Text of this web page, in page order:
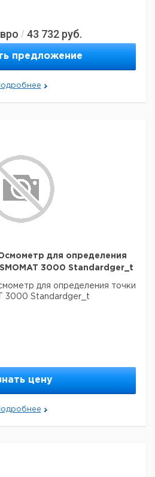
/ 43 732 руб.
предложение
для определения
3000 Standardger_t
для определения точки
3000 Standardger_t
цену